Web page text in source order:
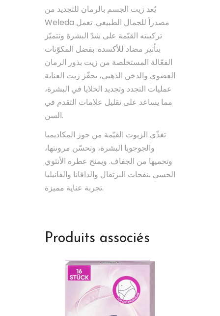
يُعد زيت الجسم بالرمان للتجديد من
Weleda مصدراً للجمال الطبيعي. تعمل
تركيبته القيّمة على شدّ البشرة وتتميّز
بتأثير مضاد للأكسدة. بفضل المكوّنات
الفعّالة المستخلصة من زيت بذور الرمان
العضوي والدخن الذهبي، يحفّز زيت العناية
عمليات التجدد وتجديد الخلايا في البشرة،
مما يساعد على تقليل علامات التقدم في
السن.
تغذّي الزيوت القيّمة من جوز المكاديميا
والجوجوبا البشرة، وتحسّن مرونتها،
وتحميها من الجفاف. ويمنح عطره الأنثوي
الحسي بنفحات البرتقال والدافانا والفانيليا
تجربة عناية مميزة.
Produits associés